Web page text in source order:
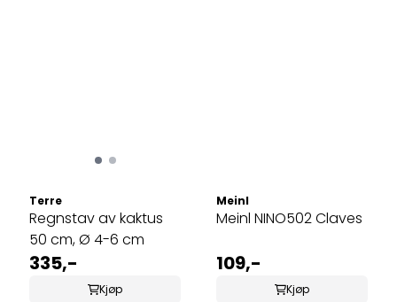
Terre
Regnstav av kaktus
50 cm, Ø 4-6 cm
335,-
Kjøp
Meinl
Meinl NINO502 Claves
109,-
Kjøp